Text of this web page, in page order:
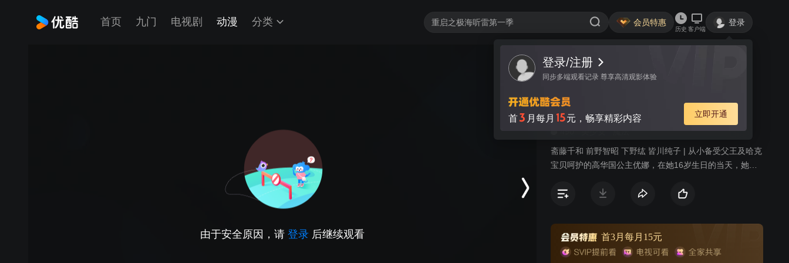
首页 九门 电视剧 动漫 分类 会员特惠
历史 客户端
登录
登录/注册
同步多端观看记录 尊享高清观影体验
首3 月每月 15元，畅享精彩内容 立即开通
由于安全原因，请 登录 后继续观看
视频 讨论
晨曦公主
魔法
斋藤千和 前野智昭 下野纮 皆川纯子 | 从小备受父王及哈克
宝贝呵护的高华国公主优娜，在她16岁生日的当天，她的
亲并不允许她跟苏芳的交往，依旧对苏芳无法死心的优娜
连串的逃亡生活……首3月每月15元